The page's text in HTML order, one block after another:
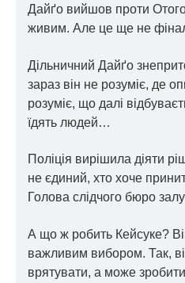
Дайґо вийшов проти
живим. Але це ще не
Дільничний Дайґо
зараз він не розуміє, де
розуміє, що далі
їдять людей…
Поліція вирішила діяти
не єдиний, хто хоче
Голова слідчого бюро
А що ж робить Кейсуке?
важливим вибором. Так,
врятувати, а може